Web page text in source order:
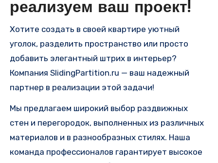
реализуем ваш проект!
Хотите создать в своей квартире уютный
уголок, разделить пространство или просто
добавить элегантный штрих в интерьер?
Компания SlidingPartition.ru — ваш надежный
партнер в реализации этой задачи!
Мы предлагаем широкий выбор раздвижных
стен и перегородок, выполненных из различных
материалов и в разнообразных стилях. Наша
команда профессионалов гарантирует высокое